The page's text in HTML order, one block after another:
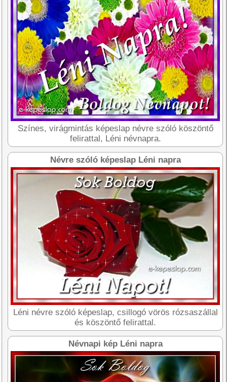
Színes, virágmintás képeslap névre szóló köszöntő
felirattal, Léni névnapra.
Névre szóló képeslap Léni napra
Léni névre szóló képeslap, csillogó vörös rózsaszállal
és köszöntő felirattal.
Névnapi kép Léni napra